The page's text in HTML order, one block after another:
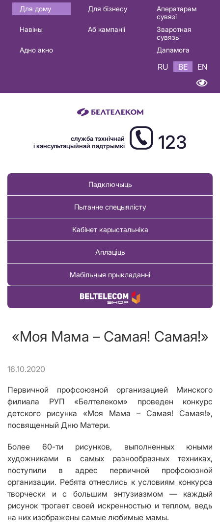
Основная
навигация
Для дому Для бізнесу
Аператарам
сувязі
Навіны
Аб кампаніі
Зваротная
сувязь
Адно акно
Дапамога
RU BE EN
служба тэхнічнай
і кансультацыйнай падтрымкі
123
Падключыць
Пытанне спецыялісту
Кабінет карыстальніка
Аплаціць
Мабільныя прыкладанні
Купіць тавар
«Моя Мама – Самая! Самая!»
16.10.2020
Первичной профсоюзной организацией Минского
филиала РУП «Белтелеком» проведен конкурс
детского рисунка «Моя Мама – Самая! Самая!»,
посвященный Дню Матери.
Более 60-ти рисунков, выполненных юными
художниками в самых разнообразных техниках,
поступили в адрес первичной профсоюзной
организации. Ребята отнеслись к условиям конкурса
творчески и с большим энтузиазмом — каждый
рисунок трогает своей искренностью и теплом, ведь
на них изображены самые любимые мамы.